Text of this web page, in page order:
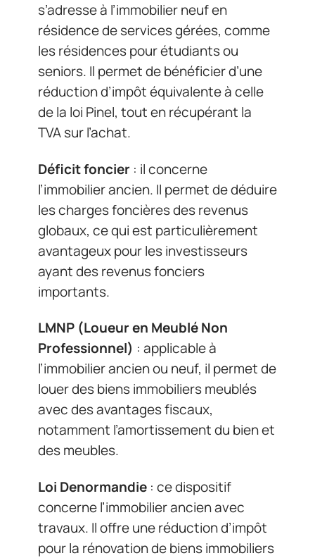
s’adresse à l’immobilier neuf en
résidence de services gérées, comme
les résidences pour étudiants ou
seniors. Il permet de bénéficier d’une
réduction d’impôt équivalente à celle
de la loi Pinel, tout en récupérant la
TVA sur l’achat.
Déficit foncier : il concerne
l’immobilier ancien. Il permet de déduire
les charges foncières des revenus
globaux, ce qui est particulièrement
avantageux pour les investisseurs
ayant des revenus fonciers
importants.
LMNP (Loueur en Meublé Non
Professionnel) : applicable à
l’immobilier ancien ou neuf, il permet de
louer des biens immobiliers meublés
avec des avantages fiscaux,
notamment l’amortissement du bien et
des meubles.
Loi Denormandie : ce dispositif
concerne l’immobilier ancien avec
travaux. Il offre une réduction d’impôt
pour la rénovation de biens immobiliers